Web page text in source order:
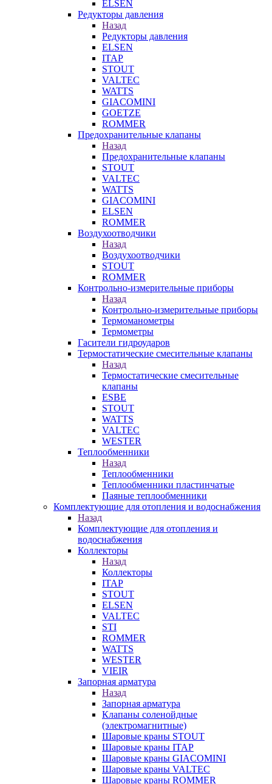
ELSEN
Редукторы давления
Назад
Редукторы давления
ELSEN
ITAP
STOUT
VALTEC
WATTS
GIACOMINI
GOETZE
ROMMER
Предохранительные клапаны
Назад
Предохранительные клапаны
STOUT
VALTEC
WATTS
GIACOMINI
ELSEN
ROMMER
Воздухоотводчики
Назад
Воздухоотводчики
STOUT
ROMMER
Контрольно-измерительные приборы
Назад
Контрольно-измерительные приборы
Термоманометры
Термометры
Гасители гидроударов
Термостатические смесительные клапаны
Назад
Термостатические смесительные
клапаны
ESBE
STOUT
WATTS
VALTEC
WESTER
Теплообменники
Назад
Теплообменники
Теплообменники пластинчатые
Паяные теплообменники
Комплектующие для отопления и водоснабжения
Назад
Комплектующие для отопления и
водоснабжения
Коллекторы
Назад
Коллекторы
ITAP
STOUT
ELSEN
VALTEC
STI
ROMMER
WATTS
WESTER
VIEIR
Запорная арматура
Назад
Запорная арматура
Клапаны соленойдные
(электромагнитные)
Шаровые краны STOUT
Шаровые краны ITAP
Шаровые краны GIACOMINI
Шаровые краны VALTEC
Шаровые краны ROMMER